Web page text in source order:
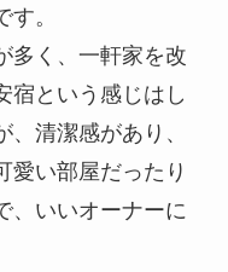
。
多く、一軒家を改
宿という感じはし
清潔感があり、
愛い部屋だったり
、いいオーナーに